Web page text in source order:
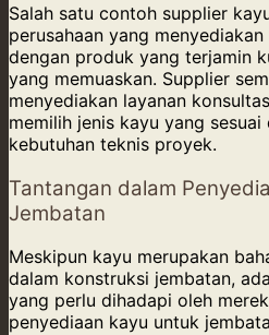
Salah satu contoh supplier
perusahaan yang menyediakan
dengan produk yang terjamin
yang memuaskan. Supplier
menyediakan layanan
memilih jenis kayu yang
kebutuhan teknis proyek.
Tantangan dalam
Jembatan
Meskipun kayu merupakan
dalam konstruksi jembatan,
yang perlu dihadapi oleh
penyediaan kayu untuk